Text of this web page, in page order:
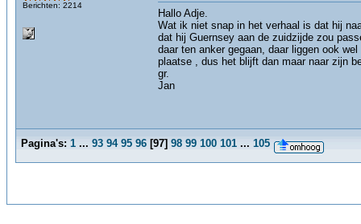
Berichten: 2214
Hallo Adje.
Wat ik niet snap in het verhaal is dat hij
dat hij Guernsey aan de zuidzijde zou
daar ten anker gegaan, daar liggen ook
plaatse , dus het blijft dan maar naar zijn
gr.
Jan
Pagina's: 1 ... 93 94 95 96 [97] 98 99 100 101 ... 105